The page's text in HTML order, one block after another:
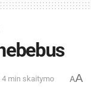
4 min skaitymo AA